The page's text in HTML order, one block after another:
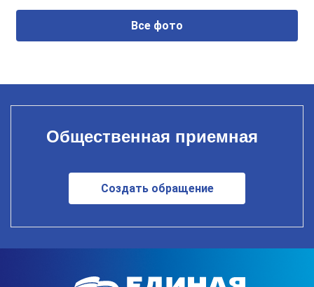
Все фото
Общественная приемная
Создать обращение